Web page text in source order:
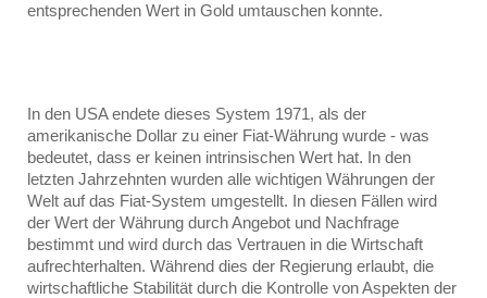
entsprechenden Wert in Gold umtauschen konnte.
In den USA endete dieses System 1971, als der
amerikanische Dollar zu einer Fiat-Währung wurde - was
bedeutet, dass er keinen intrinsischen Wert hat. In den
letzten Jahrzehnten wurden alle wichtigen Währungen der
Welt auf das Fiat-System umgestellt. In diesen Fällen wird
der Wert der Währung durch Angebot und Nachfrage
bestimmt und wird durch das Vertrauen in die Wirtschaft
aufrechterhalten. Während dies der Regierung erlaubt, die
wirtschaftliche Stabilität durch die Kontrolle von Aspekten der